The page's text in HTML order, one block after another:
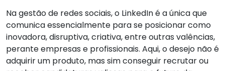
Na gestão de redes sociais, o LinkedIn é a única que
comunica essencialmente para se posicionar como
inovadora, disruptiva, criativa, entre outras valências,
perante empresas e profissionais. Aqui, o desejo não é
adquirir um produto, mas sim conseguir recrutar ou